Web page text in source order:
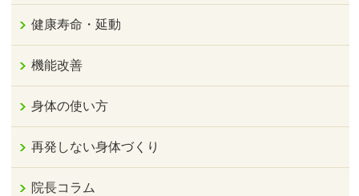
健康寿命・延動
機能改善
身体の使い方
再発しない身体づくり
院長コラム